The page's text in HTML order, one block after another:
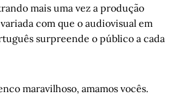
mais uma vez a produção
com que o audiovisual em
surpreende o público a cada
maravilhoso, amamos vocês.